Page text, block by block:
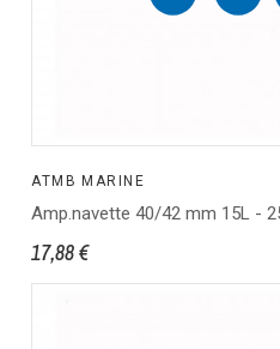
ATMB MARINE
Amp.navette 40/42 mm 15L -
17,88 €